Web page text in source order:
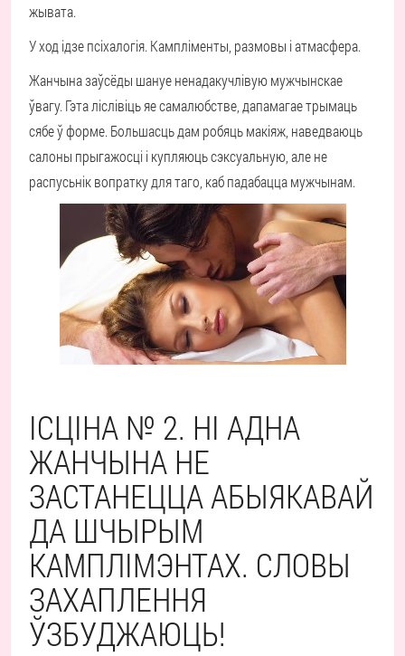
жывата.
У ход ідзе псіхалогія. Кампліменты, размовы і атмасфера.
Жанчына заўсёды шануе ненадакучлівую мужчынскае
ўвагу. Гэта ліслівіць яе самалюбстве, дапамагае трымаць
сябе ў форме. Большасць дам робяць макіяж, наведваюць
салоны прыгажосці і купляюць сэксуальную, але не
распусьнік вопратку для таго, каб падабацца мужчынам.
ІСЦІНА № 2. НІ АДНА
ЖАНЧЫНА НЕ
ЗАСТАНЕЦЦА АБЫЯКАВАЙ
ДА ШЧЫРЫМ
КАМПЛІМЭНТАХ. СЛОВЫ
ЗАХАПЛЕННЯ
ЎЗБУДЖАЮЦЬ!